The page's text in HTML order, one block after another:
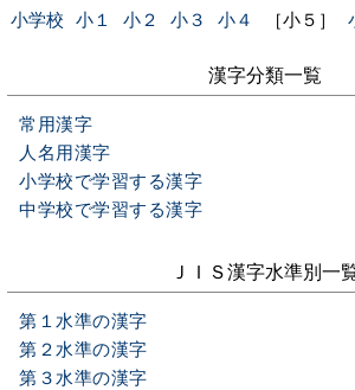
小学校 小１ 小２ 小３ 小４ ［小５］
漢字分類一覧
常用漢字
人名用漢字
小学校で学習する漢字
中学校で学習する漢字
ＪＩＳ漢字水準別一
第１水準の漢字
第２水準の漢字
第３水準の漢字